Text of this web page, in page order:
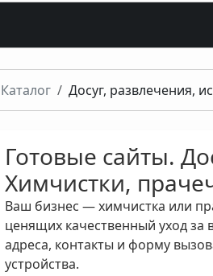
Каталог Досуг, развлечения,
Готовые сайты.
Химчистки,
Ваш бизнес — химчистка или
ценящих качественный уход за
адреса, контакты и форму
устройства.